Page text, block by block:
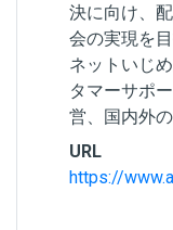
決に向け、
会の実現を
ネットいじ
タマーサポ
営、国内外
URL
https://